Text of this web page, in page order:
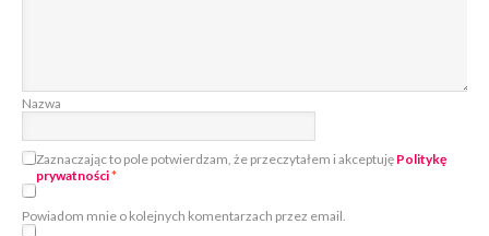
Nazwa
Zaznaczając to pole potwierdzam, że przeczytałem i akceptuję Politykę
prywatności*
Powiadom mnie o kolejnych komentarzach przez email.